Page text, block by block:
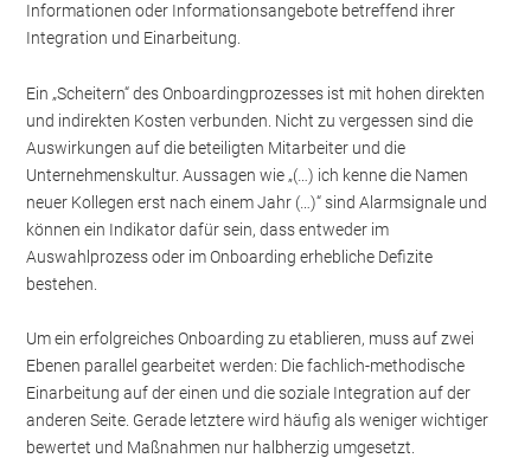
Informationen oder Informationsangebote betreffend ihrer
Integration und Einarbeitung.
Ein „Scheitern“ des Onboardingprozesses ist mit hohen direkten
und indirekten Kosten verbunden. Nicht zu vergessen sind die
Auswirkungen auf die beteiligten Mitarbeiter und die
Unternehmenskultur. Aussagen wie „(…) ich kenne die Namen
neuer Kollegen erst nach einem Jahr (…)“ sind Alarmsignale und
können ein Indikator dafür sein, dass entweder im
Auswahlprozess oder im Onboarding erhebliche Defizite
bestehen.
Um ein erfolgreiches Onboarding zu etablieren, muss auf zwei
Ebenen parallel gearbeitet werden: Die fachlich-methodische
Einarbeitung auf der einen und die soziale Integration auf der
anderen Seite. Gerade letztere wird häufig als weniger wichtiger
bewertet und Maßnahmen nur halbherzig umgesetzt.